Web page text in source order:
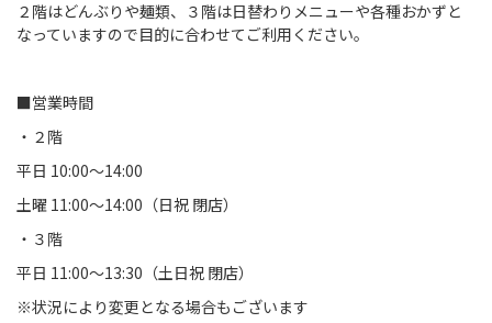
２階はどんぶりや麺類、３階は日替わりメニューや各種おかずと
なっていますので目的に合わせてご利用ください。
■営業時間
・２階
平日 10:00～14:00
土曜 11:00～14:00（日祝 閉店）
・３階
平日 11:00～13:30（土日祝 閉店）
※状況により変更となる場合もございます